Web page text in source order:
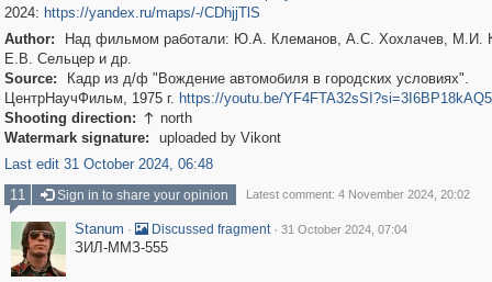
2024: https://yandex.ru/maps/-/CDhjjTlS
Author:
Над фильмом работали: Ю.А. Клеманов, А.С. Хохлачев, М.И.
Е.В. Сельцер и др.
Source:
Кадр из д/ф "Вождение автомобиля в городских условиях".
ЦентрНаучФильм, 1975 г. https://youtu.be/
Shooting direction:  north
Watermark signature:
uploaded by Vikont
Last edit 31 October 2024, 06:48
11
Sign in to share your opinion Latest comment: 4 November 2024, 20:02
Stanum · Discussed fragment · 31 October 2024, 07:04
ЗИЛ-ММЗ-555